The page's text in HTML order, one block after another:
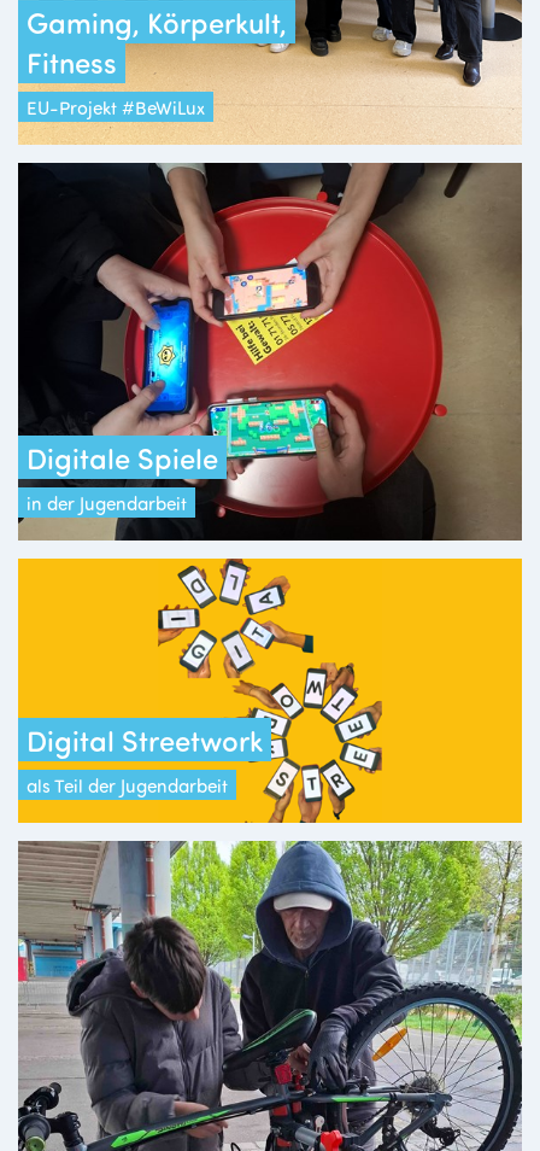
Gaming, Körperkult,
Fitness
EU-Projekt #BeWiLux
Digitale Spiele
in der Jugendarbeit
Digital Streetwork
als Teil der Jugendarbeit